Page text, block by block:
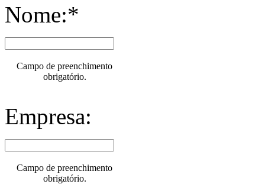
Nome:*
Campo de preenchimento
obrigatório.
Empresa:
Campo de preenchimento
obrigatório.